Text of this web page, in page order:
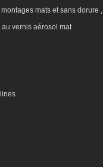
mats et sans dorure ,
vernis aérosol mat .